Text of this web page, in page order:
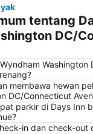
tentang
DC/
Washington
membawa hewan
DC/Connecticut
parkir di Days Inn
in dan check-out